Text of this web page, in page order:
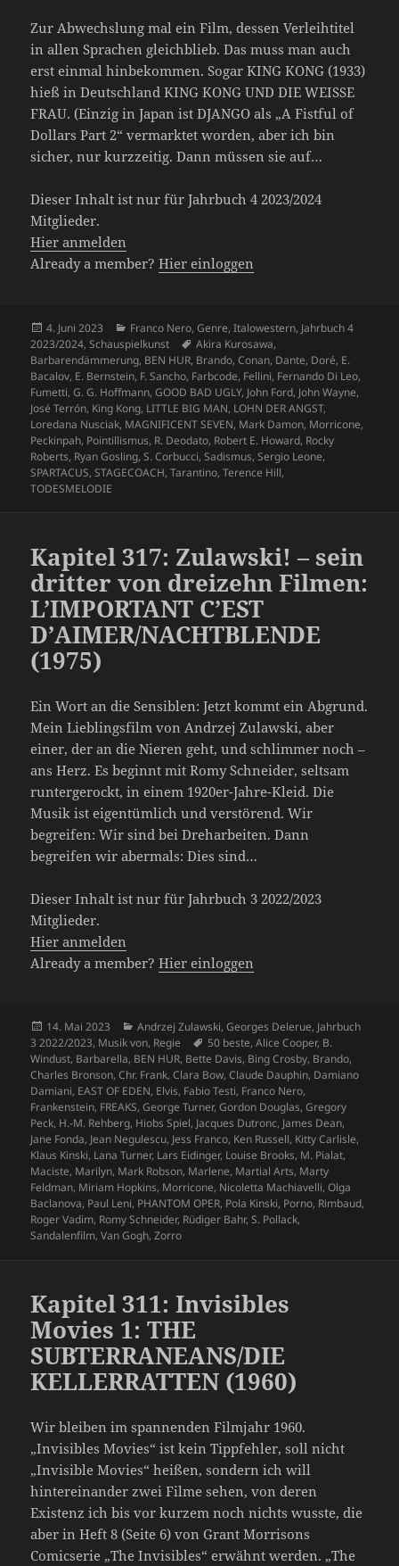
Zur Abwechslung mal ein Film, dessen Verleihtitel
in allen Sprachen gleichblieb. Das muss man auch
erst einmal hinbekommen. Sogar KING KONG (1933)
hieß in Deutschland KING KONG UND DIE WEISSE
FRAU. (Einzig in Japan ist DJANGO als „A Fistful of
Dollars Part 2“ vermarktet worden, aber ich bin
sicher, nur kurzzeitig. Dann müssen sie auf…
Dieser Inhalt ist nur für Jahrbuch 4 2023/2024
Mitglieder.
Hier anmelden
Already a member?Hier einloggen
Veröffentlicht
am
4. Juni 2023 Kategorien
Franco Nero,Genre,Italowestern, Jahrbuch 4
2023/2024,Schauspielkunst Schlagwörter
Akira Kurosawa,
Barbarendämmerung, BEN HUR, Brando,Conan, Dante, Doré, E.
Bacalov, E. Bernstein, F. Sancho, Farbcode, Fellini, Fernando Di Leo,
Fumetti,G. G. Hoffmann,GOOD BAD UGLY, John Ford, John Wayne,
José Terrón, King Kong, LITTLE BIG MAN, LOHN DER ANGST,
Loredana Nusciak, MAGNIFICENT SEVEN, Mark Damon, Morricone,
Peckinpah, Pointillismus, R. Deodato, Robert E. Howard, Rocky
Roberts, Ryan Gosling,S. Corbucci,Sadismus,Sergio Leone,
SPARTACUS,STAGECOACH,Tarantino,Terence Hill,
TODESMELODIE
Kapitel 317: Zulawski! – sein
dritter von dreizehn Filmen:
L’IMPORTANT C’EST
D’AIMER/NACHTBLENDE
(1975)
Ein Wort an die Sensiblen: Jetzt kommt ein Abgrund.
Mein Lieblingsfilm von Andrzej Zulawski, aber
einer, der an die Nieren geht, und schlimmer noch –
ans Herz. Es beginnt mit Romy Schneider, seltsam
runtergerockt, in einem 1920er-Jahre-Kleid. Die
Musik ist eigentümlich und verstörend. Wir
begreifen: Wir sind bei Dreharbeiten. Dann
begreifen wir abermals: Dies sind…
Dieser Inhalt ist nur für Jahrbuch 3 2022/2023
Mitglieder.
Hier anmelden
Already a member?Hier einloggen
Veröffentlicht
am
14. Mai 2023 Kategorien
Andrzej Zulawski,Georges Delerue, Jahrbuch
3 2022/2023, Musik von, Regie Schlagwörter
50 beste,Alice Cooper, B.
Windust, Barbarella, BEN HUR, Bette Davis, Bing Crosby, Brando,
Charles Bronson,Chr. Frank,Clara Bow,Claude Dauphin, Damiano
Damiani, EAST OF EDEN, Elvis, Fabio Testi, Franco Nero,
Frankenstein, FREAKS,George Turner,Gordon Douglas,Gregory
Peck, H.-M. Rehberg, Hiobs Spiel, Jacques Dutronc, James Dean,
Jane Fonda, Jean Negulescu, Jess Franco, Ken Russell, Kitty Carlisle,
Klaus Kinski, Lana Turner, Lars Eidinger, Louise Brooks, M. Pialat,
Maciste, Marilyn, Mark Robson, Marlene, Martial Arts, Marty
Feldman, Miriam Hopkins, Morricone, Nicoletta Machiavelli,Olga
Baclanova, Paul Leni, PHANTOM OPER, Pola Kinski, Porno, Rimbaud,
Roger Vadim, Romy Schneider, Rüdiger Bahr,S. Pollack,
Sandalenfilm,Van Gogh,Zorro
Kapitel 311: Invisibles
Movies 1: THE
SUBTERRANEANS/DIE
KELLERRATTEN (1960)
Wir bleiben im spannenden Filmjahr 1960.
„Invisibles Movies“ ist kein Tippfehler, soll nicht
„Invisible Movies“ heißen, sondern ich will
hintereinander zwei Filme sehen, von deren
Existenz ich bis vor kurzem noch nichts wusste, die
aber in Heft 8 (Seite 6) von Grant Morrisons
Comicserie „The Invisibles“ erwähnt werden. „The